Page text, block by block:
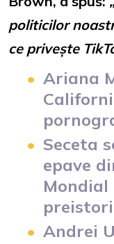
politicilor
ce privește
Ariana
Seceta
epave
Andrei